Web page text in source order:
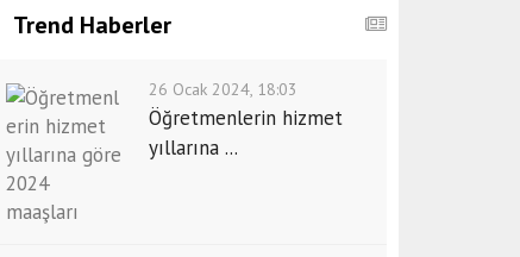
Trend Haberler
26 Ocak 2024, 18:03
Öğretmenlerin hizmet
yıllarına ...